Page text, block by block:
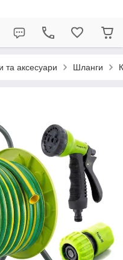
та аксесуари Шланги